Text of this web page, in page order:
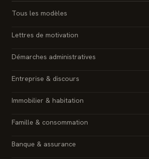
Tous les modèles
Lettres de motivation
Démarches administratives
Entreprise & discours
Immobilier & habitation
Famille & consommation
Banque & assurance